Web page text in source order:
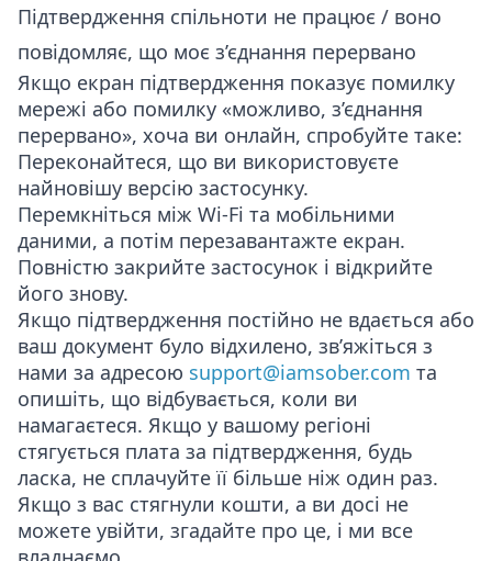
Підтвердження спільноти не працює / воно
повідомляє, що моє з’єднання перервано
Якщо екран підтвердження показує помилку
мережі або помилку «можливо, з’єднання
перервано», хоча ви онлайн, спробуйте таке:
Переконайтеся, що ви використовуєте
найновішу версію застосунку.
Перемкніться між Wi-Fi та мобільними
даними, а потім перезавантажте екран.
Повністю закрийте застосунок і відкрийте
його знову.
Якщо підтвердження постійно не вдається або
ваш документ було відхилено, зв’яжіться з
нами за адресою support@iamsober.com та
опишіть, що відбувається, коли ви
намагаєтеся. Якщо у вашому регіоні
стягується плата за підтвердження, будь
ласка, не сплачуйте її більше ніж один раз.
Якщо з вас стягнули кошти, а ви досі не
можете увійти, згадайте про це, і ми все